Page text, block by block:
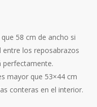
58 cm de ancho si
los reposabrazos
perfectamente.
mayor que 53×44 cm
conteras en el interior.